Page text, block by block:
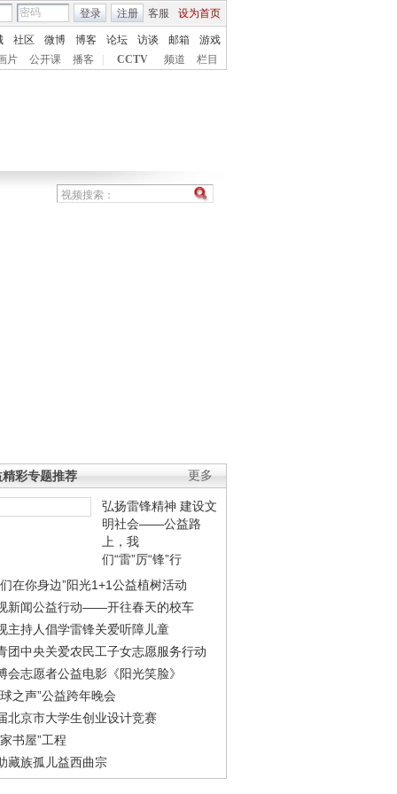
客服 设为首页
登录 注册
社区 微博 博客 论坛 访谈 邮箱
游戏
片 公开课 播客 CCTV 频道 栏目
更多
彩专题推荐
弘扬雷锋精神 建设文
明社会——公益路
上，我
们“雷”厉“锋”行
在你身边”阳光1+1公益植树活动
新闻公益行动——开往春天的校车
主持人倡学雷锋关爱听障儿童
团中央关爱农民工子女志愿服务行动
会志愿者公益电影《阳光笑脸》
之声”公益跨年晚会
北京市大学生创业设计竞赛
书屋”工程
藏族孤儿益西曲宗